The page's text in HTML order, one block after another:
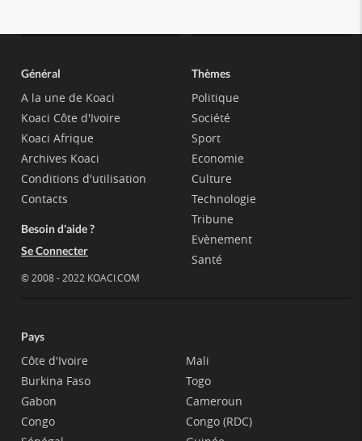
Général
A la une de Koaci
Koaci Côte d'Ivoire
Koaci Afrique
Archives Koaci
Conditions d'utilisation
Contacts
Besoin d'aide ?
Se Connecter
© 2008 - 2022 KOACI.COM
Thèmes
Politique
Société
Sport
Economie
Culture
Technologie
Tribune
Evènement
Santé
Pays
Côte d'Ivoire
Burkina Faso
Gabon
Congo
Mali
Togo
Cameroun
Congo (RDC)